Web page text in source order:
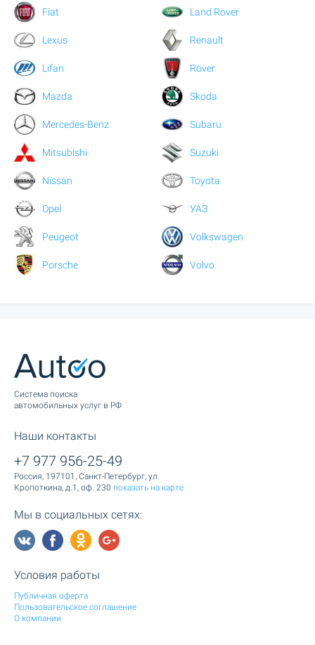
Fiat Land Rover
Lexus
Lifan
Mazda
Mercedes-Benz
Mitsubishi
Nissan
Opel
Peugeot
Porsche
Renault
Rover
Skoda
Subaru
Suzuki
Toyota
УАЗ
Volkswagen
Volvo
Cистема поиска
автомобильных услуг в РФ
Наши контакты
+7 977 956-25-49
Россия, 197101, Санкт-Петербург, ул.
Кропоткина, д.1, оф. 230 показать на карте
Мы в социальных сетях:
Условия работы
Публичная оферта
Пользовательское соглашение
О компании